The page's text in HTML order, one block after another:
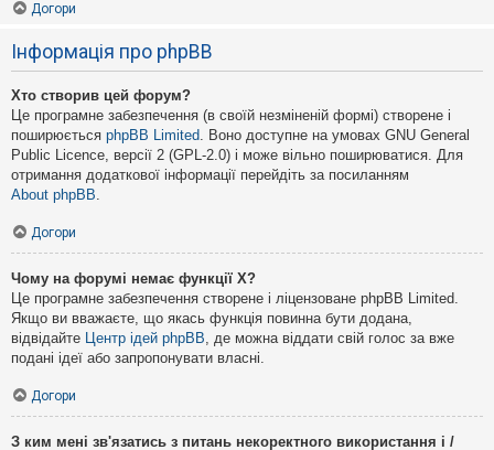
Догори
Інформація про phpBB
Хто створив цей форум?
Це програмне забезпечення (в своїй незміненій формі) створене і
поширюється phpBB Limited. Воно доступне на умовах GNU General
Public Licence, версії 2 (GPL-2.0) і може вільно поширюватися. Для
отримання додаткової інформації перейдіть за посиланням
About phpBB.
Догори
Чому на форумі немає функції X?
Це програмне забезпечення створене і ліцензоване phpBB Limited.
Якщо ви вважаєте, що якась функція повинна бути додана,
відвідайте Центр ідей phpBB, де можна віддати свій голос за вже
подані ідеї або запропонувати власні.
Догори
З ким мені зв'язатись з питань некоректного використання і /